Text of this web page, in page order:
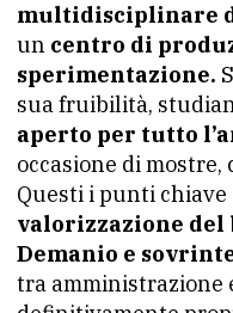
multidisciplinare
un centro di
sperimentazione.
sua fruibilità,
aperto per tutto
occasione di mostre,
Questi i punti chiave
valorizzazione del
Demanio e
tra amministrazione